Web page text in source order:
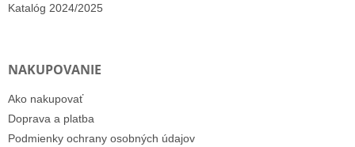
Katalóg 2024/2025
NAKUPOVANIE
Ako nakupovať
Doprava a platba
Podmienky ochrany osobných údajov